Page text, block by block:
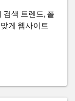
검색 트렌드, 폴
게 웹사이트